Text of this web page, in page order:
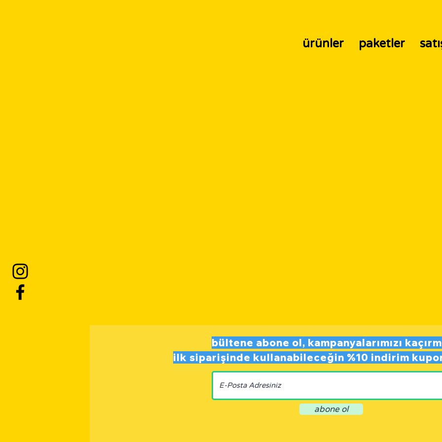
ürünler paketler
bültene abone ol, kampanyalarımızı
ilk siparişinde kullanabileceğin %10 indirim
abone ol